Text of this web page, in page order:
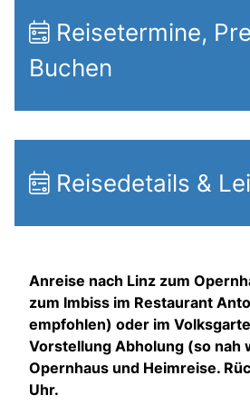
Reisetermine,
Buchen
Reisedetails &
Anreise nach Linz zum
zum Imbiss im Restaurant
empfohlen) oder im
Vorstellung Abholung (so nah
Opernhaus und Heimreise.
Uhr.